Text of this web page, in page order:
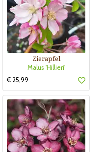
Zierapfel
Malus 'Hillieri'
€ 25,99